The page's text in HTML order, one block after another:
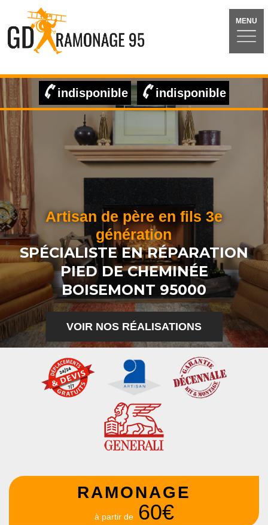
MENU
indisponible indisponible
Artisan de père en fils 3e
génération
SPÉCIALISTE EN RÉPARATION
PIED DE CHEMINÉE
BOISEMONT 95000
VOIR NOS RÉALISATIONS
RAMONAGE
à partir de 60€